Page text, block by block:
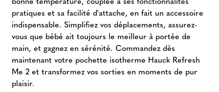
pratiques et sa facilité d'attache, en fait un accessoire
indispensable. Simplifiez vos déplacements, assurez-
vous que bébé ait toujours le meilleur à portée de
main, et gagnez en sérénité. Commandez dès
maintenant votre pochette isotherme Hauck Refresh
Me 2 et transformez vos sorties en moments de pur
plaisir.